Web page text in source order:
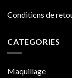
Conditions de
CATEGORIES
Maquillage